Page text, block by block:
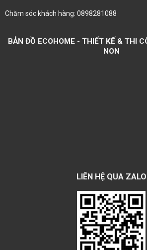
Chăm sóc khách hàng: 0898281088
BẢN ĐỒ ECOHOME - THIẾT KẾ & THI
NON
LIÊN HỆ QUA ZALO